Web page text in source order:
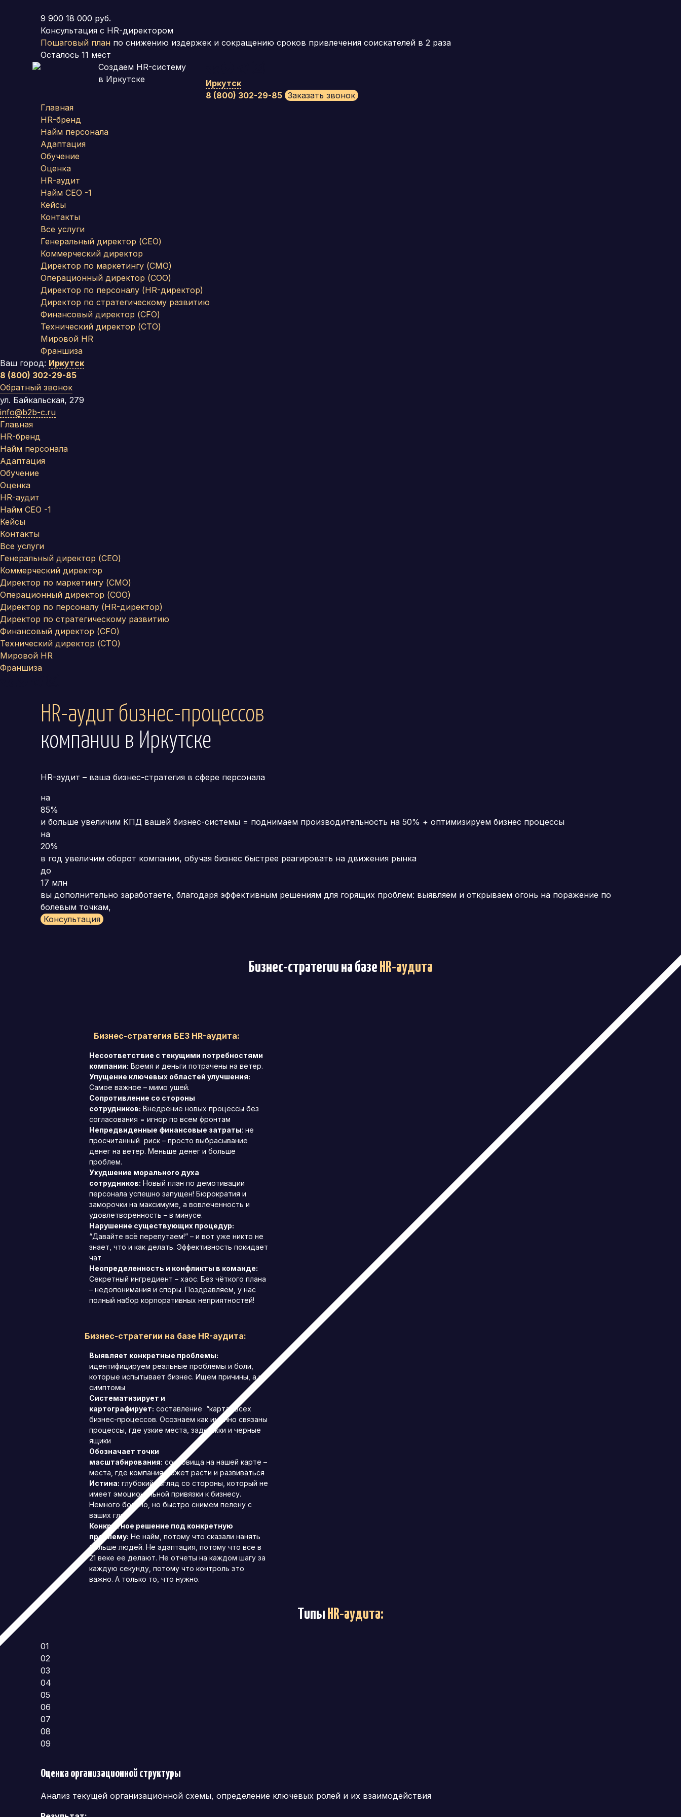
9 900 18 000 руб.
Консультация с HR-директором
Пошаговый план по снижению издержек и сокращению сроков привлечения соискателей в 2 раза
Осталось 11 мест
Создаем HR-систему
в Иркутске
Иркутск
8 (800) 302-29-85 Заказать звонок
Главная
HR-бренд
Найм персонала
Адаптация
Обучение
Оценка
HR-аудит
Найм СЕО -1
Кейсы
Контакты
Все услуги
Генеральный директор (CEO)
Коммерческий директор
Директор по маркетингу (CMO)
Операционный директор (COO)
Директор по персоналу (HR-директор)
Директор по стратегическому развитию
Финансовый директор (CFO)
Технический директор (CTO)
Мировой HR
Франшиза
Ваш город: Иркутск
8 (800) 302-29-85
Обратный звонок
ул. Байкальская, 279
info@b2b-c.ru
Главная
HR-бренд
Найм персонала
Адаптация
Обучение
Оценка
HR-аудит
Найм СЕО -1
Кейсы
Контакты
Все услуги
Генеральный директор (CEO)
Коммерческий директор
Директор по маркетингу (CMO)
Операционный директор (COO)
Директор по персоналу (HR-директор)
Директор по стратегическому развитию
Финансовый директор (CFO)
Технический директор (CTO)
Мировой HR
Франшиза
HR-аудит бизнес-процессов
компании в Иркутске
HR-аудит – ваша бизнес-стратегия в сфере персонала
на
85%
и больше увеличим КПД вашей бизнес-системы = поднимаем производительность на 50% + оптимизируем бизнес процессы
на
20%
в год увеличим оборот компании, обучая бизнес быстрее реагировать на движения рынка
до
17 млн
вы дополнительно заработаете, благодаря эффективным решениям для горящих проблем: выявляем и открываем огонь на поражение по
болевым точкам,
Консультация
Бизнес-стратегии на базе HR-аудита
Бизнес-стратегия БЕЗ HR-аудита:
Несоответствие с текущими потребностями
компании: Время и деньги потрачены на ветер.
Упущение ключевых областей улучшения:
Самое важное – мимо ушей.
Сопротивление со стороны
сотрудников: Внедрение новых процессы без
согласования = игнор по всем фронтам
Непредвиденные финансовые затраты: не
просчитанный риск – просто выбрасывание
денег на ветер. Меньше денег и больше
проблем.
Ухудшение морального духа
сотрудников: Новый план по демотивации
персонала успешно запущен! Бюрократия и
заморочки на максимуме, а вовлеченность и
удовлетворенность – в минусе.
Нарушение существующих процедур:
“Давайте всё перепутаем!” – и вот уже никто не
знает, что и как делать. Эффективность покидает
чат
Неопределенность и конфликты в команде:
Секретный ингредиент – хаос. Без чёткого плана
– недопонимания и споры. Поздравляем, у нас
полный набор корпоративных неприятностей!
Бизнес-стратегии на базе HR-аудита:
Выявляет конкретные проблемы:
идентифицируем реальные проблемы и боли,
которые испытывает бизнес. Ищем причины, а не
симптомы
Систематизирует и
картографирует: составление “карта” всех
бизнес-процессов. Осознаем как именно связаны
процессы, где узкие места, задержки и черные
ящики
Обозначает точки
масштабирования: сокровища на нашей карте –
места, где компания может расти и развиваться
Истина: глубокий взгляд со стороны, который не
имеет эмоциональной привязки к бизнесу.
Немного больно, но быстро снимем пелену с
ваших глаз
Конкретное решение под конкретную
проблему: Не найм, потому что сказали нанять
больше людей. Не адаптация, потому что все в
21 веке ее делают. Не отчеты на каждом шагу за
каждую секунду, потому что контроль это
важно. А только то, что нужно.
Типы HR-аудита:
01
02
03
04
05
06
07
08
09
Оценка организационной структуры
Анализ текущей организационной схемы, определение ключевых ролей и их взаимодействия